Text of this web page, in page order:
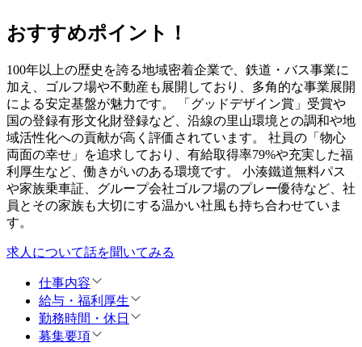
おすすめポイント！
100年以上の歴史を誇る地域密着企業で、鉄道・バス事業に
加え、ゴルフ場や不動産も展開しており、多角的な事業展開
による安定基盤が魅力です。 「グッドデザイン賞」受賞や
国の登録有形文化財登録など、沿線の里山環境との調和や地
域活性化への貢献が高く評価されています。 社員の「物心
両面の幸せ」を追求しており、有給取得率79%や充実した福
利厚生など、働きがいのある環境です。 小湊鐵道無料パス
や家族乗車証、グループ会社ゴルフ場のプレー優待など、社
員とその家族も大切にする温かい社風も持ち合わせていま
す。
求人について話を聞いてみる
仕事内容
給与・福利厚生
勤務時間・休日
募集要項